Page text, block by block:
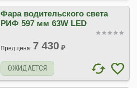
Фара водительского света
РИФ 597 мм 63W LED
Пред.цена: 7 430 ₽
ОЖИДАЕТСЯ